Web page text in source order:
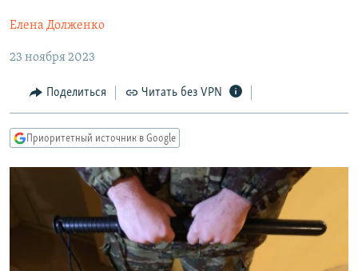
Вернутся
навигации
Вернутся
поиску
МНЕНИЯ
КУЛЬТУРА
IDEL.РЕАЛИИ
СЕВЕР.РЕАЛИИ
СИБИРЬ.РЕАЛИИ
РАСПИСАНИЕ ВЕЩАНИЯ
ПОДПИШИТЕСЬ НА РАССЫЛКУ
Елена Долженко
23 ноября 2023
Поделиться Читать без VPN
Приоритетный источник в Google